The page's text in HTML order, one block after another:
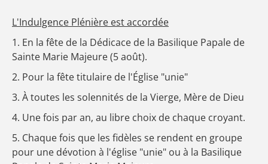
L'Indulgence Plénière est accordée
1. En la fête de la Dédicace de la Basilique Papale de
Sainte Marie Majeure (5 août).
2. Pour la fête titulaire de l'Église "unie"
3. À toutes les solennités de la Vierge, Mère de Dieu
4. Une fois par an, au libre choix de chaque croyant.
5. Chaque fois que les fidèles se rendent en groupe
pour une dévotion à l'église "unie" ou à la Basilique